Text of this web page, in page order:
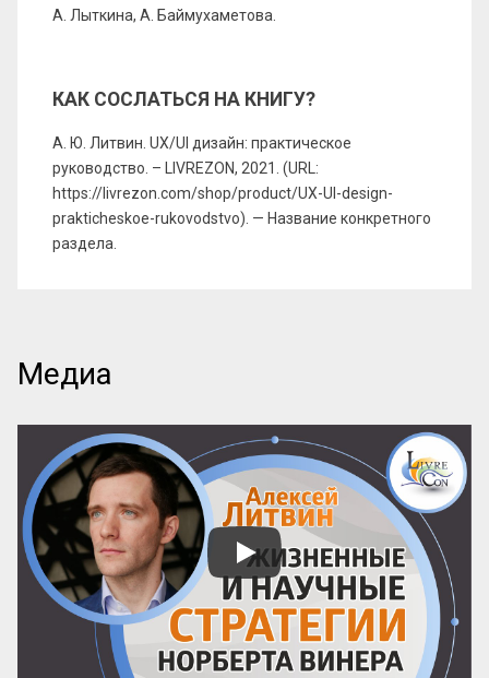
А. Лыткина, А. Баймухаметова.
КАК СОСЛАТЬСЯ НА КНИГУ?
А. Ю. Литвин. UX/UI дизайн: практическое
руководство. – LIVREZON, 2021. (URL:
https://livrezon.com/shop/product/UX-UI-design-
prakticheskoe-rukovodstvo). — Название конкретного
раздела.
Медиа